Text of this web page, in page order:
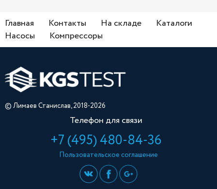
Главная Контакты На складе
Каталоги
Насосы
Компрессоры
© Лимаев Станислав, 2018-2026
Телефон для связи
+7 (495) 480-84-36
Пользовательское соглашение